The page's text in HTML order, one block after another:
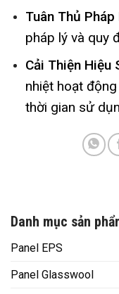
Tuân Thủ Pháp
pháp lý và quy
Cải Thiện Hiệu
nhiệt hoạt
thời gian sử
Danh mục sản
Panel EPS
Panel Glasswool